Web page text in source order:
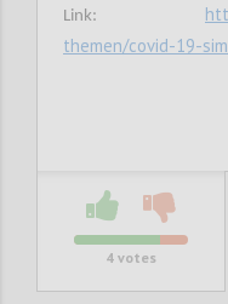
Link:
themen/covid-19-
4 votes